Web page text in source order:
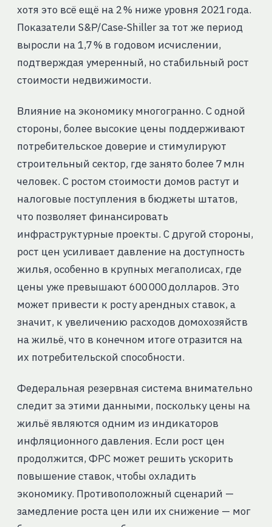
хотя это всё ещё на 2 % ниже уровня 2021 года.
Показатели S&P/Case‑Shiller за тот же период
выросли на 1,7 % в годовом исчислении,
подтверждая умеренный, но стабильный рост
стоимости недвижимости.
Влияние на экономику многогранно. С одной
стороны, более высокие цены поддерживают
потребительское доверие и стимулируют
строительный сектор, где занято более 7 млн
человек. С ростом стоимости домов растут и
налоговые поступления в бюджеты штатов,
что позволяет финансировать
инфраструктурные проекты. С другой стороны,
рост цен усиливает давление на доступность
жилья, особенно в крупных мегаполисах, где
цены уже превышают 600 000 долларов. Это
может привести к росту арендных ставок, а
значит, к увеличению расходов домохозяйств
на жильё, что в конечном итоге отразится на
их потребительской способности.
Федеральная резервная система внимательно
следит за этими данными, поскольку цены на
жильё являются одним из индикаторов
инфляционного давления. Если рост цен
продолжится, ФРС может решить ускорить
повышение ставок, чтобы охладить
экономику. Противоположный сценарий —
замедление роста цен или их снижение — мог